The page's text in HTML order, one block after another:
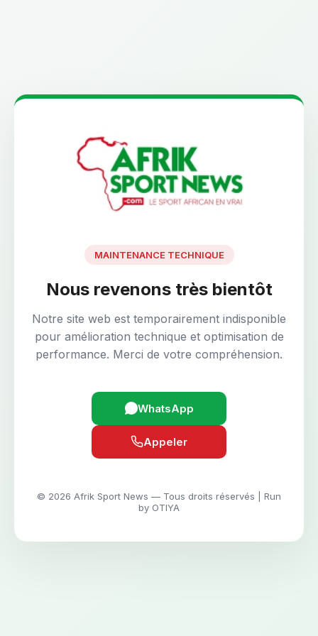
MAINTENANCE TECHNIQUE
Nous revenons très bientôt
Notre site web est temporairement indisponible
pour amélioration technique et optimisation de
performance. Merci de votre compréhension.
WhatsApp
Appeler
© 2026 Afrik Sport News — Tous droits réservés | Run
by OTIYA